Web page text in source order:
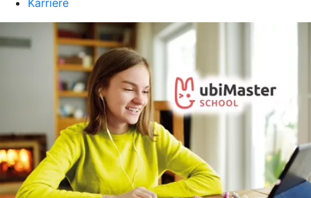
Karriere